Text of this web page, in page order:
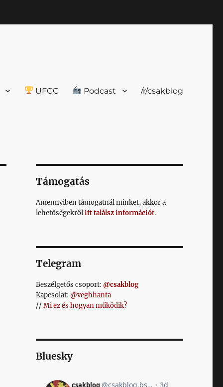
UFCC Podcast /r/csakblog
Támogatás
Amennyiben támogatnál minket, akkor a
lehetőségekrőlitt találsz információt.
Telegram
Beszélgetős csoport: @csakblog
Kapcsolat: @veghhanta
// Mi ez és hogyan működik?
Bluesky